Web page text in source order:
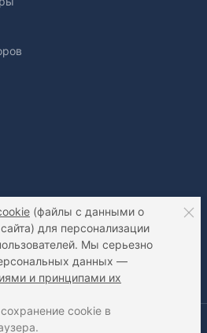
- Холодильное оборудование
(файлы с данными о
для персонализации
Мы серьезно
данных —
и принципами их
cookie в